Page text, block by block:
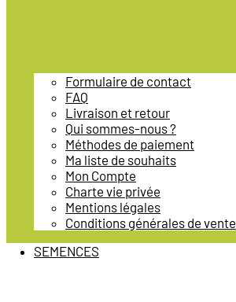
Formulaire de contact
FAQ
Livraison et retour
Qui sommes-nous ?
Méthodes de paiement
Ma liste de souhaits
Mon Compte
Charte vie privée
Mentions légales
Conditions générales de vente
SEMENCES